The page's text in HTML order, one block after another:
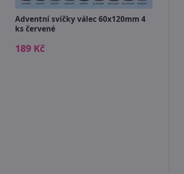
Adventní svíčky válec 60x120mm 4
ks červené
189 Kč